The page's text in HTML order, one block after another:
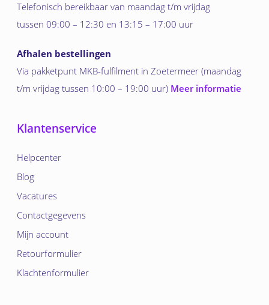
Telefonisch bereikbaar van maandag t/m vrijdag
tussen 09:00 – 12:30 en 13:15 – 17:00 uur
Afhalen bestellingen
Via pakketpunt MKB-fulfilment in Zoetermeer (maandag
t/m vrijdag tussen 10:00 – 19:00 uur) Meer informatie
Klantenservice
Helpcenter
Blog
Vacatures
Contactgegevens
Mijn account
Retourformulier
Klachtenformulier